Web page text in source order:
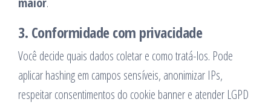
3. Conformidade com privacidade
Você decide quais dados coletar e como tratá-los. Pode
aplicar hashing em campos sensíveis, anonimizar IPs,
respeitar consentimentos do cookie banner e atender LGPD